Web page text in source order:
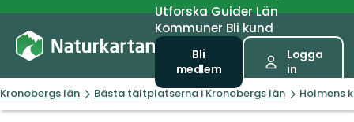
UtforskaGuiderLän
Kommuner Bli kund
Bli
medlem
Logga
in
Kronobergs län Bästa tältplatserna i Kronobergs län Holmens